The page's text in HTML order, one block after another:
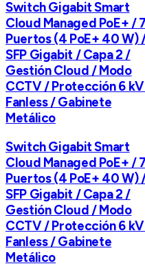
Switch Gigabit Smart
Cloud Managed PoE+ / 7
Puertos (4 PoE+ 40 W)
SFP Gigabit / Capa 2 /
Gestión Cloud / Modo
CCTV / Protección 6
Fanless / Gabinete
Metálico
Switch Gigabit Smart
Cloud Managed PoE+ / 7
Puertos (4 PoE+ 40 W)
SFP Gigabit / Capa 2 /
Gestión Cloud / Modo
CCTV / Protección 6
Fanless / Gabinete
Metálico